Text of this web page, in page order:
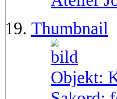
Thumbnail
Objekt: